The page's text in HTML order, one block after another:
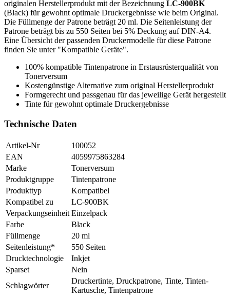
originalen Herstellerprodukt mit der Bezeichnung LC-900BK
(Black) für gewohnt optimale Druckergebnisse wie beim Original.
Die Füllmenge der Patrone beträgt 20 ml. Die Seitenleistung der
Patrone beträgt bis zu 550 Seiten bei 5% Deckung auf DIN-A4.
Eine Übersicht der passenden Druckermodelle für diese Patrone
finden Sie unter "Kompatible Geräte".
100% kompatible Tintenpatrone in Erstausrüsterqualität von
Tonerversum
Kostengünstige Alternative zum original Herstellerprodukt
Formgerecht und passgenau für das jeweilige Gerät hergestellt
Tinte für gewohnt optimale Druckergebnisse
Technische Daten
Artikel-Nr
100052
EAN
4059975863284
Marke
Tonerversum
Produktgruppe
Tintenpatrone
Produkttyp
Kompatibel
Kompatibel zu
LC-900BK
Verpackungseinheit Einzelpack
Farbe
Black
Füllmenge
20 ml
Seitenleistung*
550 Seiten
Drucktechnologie
Inkjet
Sparset
Nein
Schlagwörter
Druckertinte, Druckpatrone, Tinte, Tinten-
Kartusche, Tintenpatrone